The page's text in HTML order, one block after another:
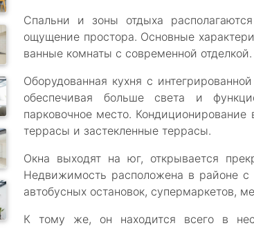
Спальни и зоны отдыха
ощущение простора. Основные
ванные комнаты с современной отделкой.
Оборудованная кухня с
обеспечивая больше света и
парковочное место. Кондиционирование
террасы и застекленные террасы.
Окна выходят на юг, открывается
Недвижимость расположена в районе с
автобусных остановок, супермаркетов,
К тому же, он находится всего в